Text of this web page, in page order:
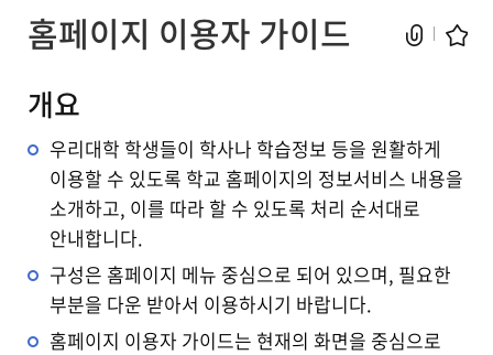
홈페이지 이용자 가이드
개요
우리대학 학생들이 학사나 학습정보 등을 원활하게
이용할 수 있도록 학교 홈페이지의 정보서비스 내용을
소개하고, 이를 따라 할 수 있도록 처리 순서대로
안내합니다.
구성은 홈페이지 메뉴 중심으로 되어 있으며, 필요한
부분을 다운 받아서 이용하시기 바랍니다.
홈페이지 이용자 가이드는 현재의 화면을 중심으로